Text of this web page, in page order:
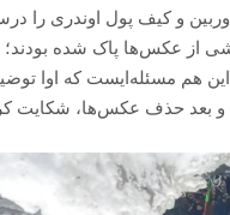
و کیف پول اوندری را
از عکس‌ها پاک شده بودند؛
هم مسئله‌ایست که اوا
و بعد حذف عکس‌ها، شکایت